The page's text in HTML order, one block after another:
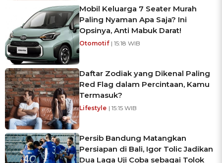
Mobil Keluarga 7 Seater Murah
Paling Nyaman Apa Saja? Ini
Opsinya, Anti Mabuk Darat!
Otomotif | 15:18 WIB
Daftar Zodiak yang Dikenal Paling
Red Flag dalam Percintaan, Kamu
Termasuk?
Lifestyle | 15:15 WIB
Persib Bandung Matangkan
Persiapan di Bali, Igor Tolic Jadikan
Dua Laga Uji Coba sebagai Tolok